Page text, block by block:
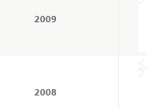
2009
2008